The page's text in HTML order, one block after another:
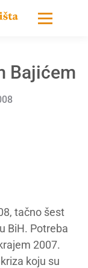
Bajićem
tačno šest
BiH. Potreba
2007.
koju su